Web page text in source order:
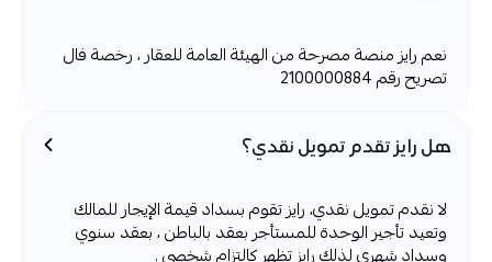
نعم رايز منصة مصرحة من الهيئة العامة للعقار ، رخصة فال
تصريح رقم 2100000884
هل رايز تقدم تمويل نقدي؟
لا نقدم تمويل نقدي، رايز تقوم بسداد قيمة الإيجار للمالك
وتعيد تأجير الوحدة للمستأجر بعقد بالباطن ، بعقد سنوي
وسداد شهري لذلك رايز تظهر كالتزام شخصي .